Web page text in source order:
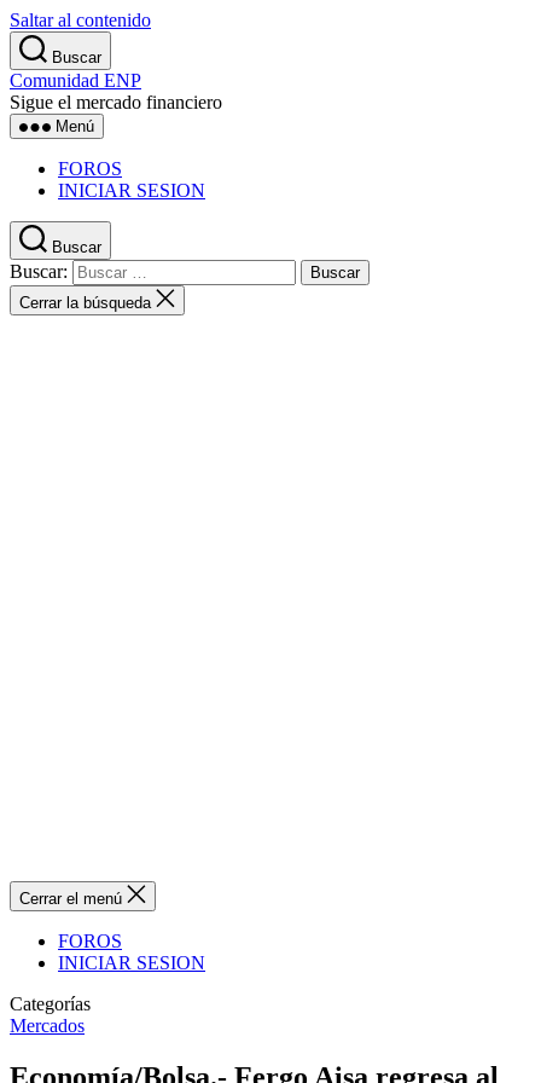
Saltar al contenido
Buscar
Comunidad ENP
Sigue el mercado financiero
Menú
FOROS
INICIAR SESION
Buscar
Buscar:
Cerrar la búsqueda
Cerrar el menú
FOROS
INICIAR SESION
Categorías
Mercados